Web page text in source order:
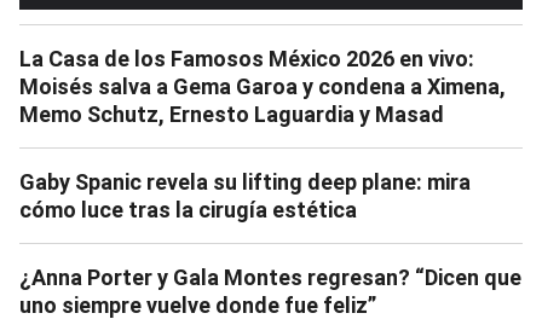
La Casa de los Famosos México 2026 en vivo:
Moisés salva a Gema Garoa y condena a Ximena,
Memo Schutz, Ernesto Laguardia y Masad
Gaby Spanic revela su lifting deep plane: mira
cómo luce tras la cirugía estética
¿Anna Porter y Gala Montes regresan? “Dicen que
uno siempre vuelve donde fue feliz”